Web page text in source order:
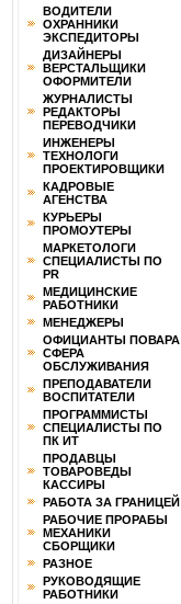
ВОДИТЕЛИ
ОХРАННИКИ
ЭКСПЕДИТОРЫ
ДИЗАЙНЕРЫ
ВЕРСТАЛЬЩИКИ
ОФОРМИТЕЛИ
ЖУРНАЛИСТЫ
РЕДАКТОРЫ
ПЕРЕВОДЧИКИ
ИНЖЕНЕРЫ
ТЕХНОЛОГИ
ПРОЕКТИРОВЩИКИ
КАДРОВЫЕ
АГЕНСТВА
КУРЬЕРЫ
ПРОМОУТЕРЫ
МАРКЕТОЛОГИ
СПЕЦИАЛИСТЫ ПО
PR
МЕДИЦИНСКИЕ
РАБОТНИКИ
МЕНЕДЖЕРЫ
ОФИЦИАНТЫ ПОВАРА
СФЕРА
ОБСЛУЖИВАНИЯ
ПРЕПОДАВАТЕЛИ
ВОСПИТАТЕЛИ
ПРОГРАММИСТЫ
СПЕЦИАЛИСТЫ ПО
ПК ИТ
ПРОДАВЦЫ
ТОВАРОВЕДЫ
КАССИРЫ
РАБОТА ЗА ГРАНИЦЕЙ
РАБОЧИЕ ПРОРАБЫ
МЕХАНИКИ
СБОРЩИКИ
РАЗНОЕ
РУКОВОДЯЩИЕ
РАБОТНИКИ